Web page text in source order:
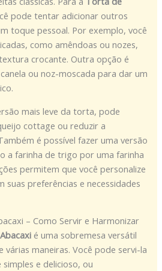
pode tentar adicionar outros
toque pessoal. Por exemplo, você
como amêndoas ou nozes,
crocante. Outra opção é
ou noz-moscada para dar um
mais leve da torta, pode
cottage ou reduzir a
é possível fazer uma versão
a farinha de trigo por uma farinha
permitem que você personalize
suas preferências e necessidades
– Como Servir e Harmonizar
é uma sobremesa versátil
várias maneiras. Você pode servi-la
e delicioso, ou